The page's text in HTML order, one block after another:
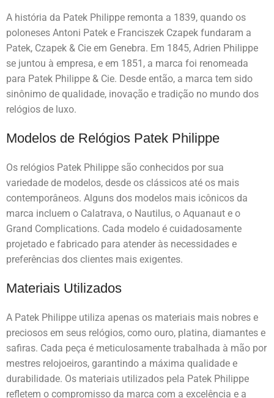
A história da Patek Philippe remonta a 1839, quando os
poloneses Antoni Patek e Franciszek Czapek fundaram a
Patek, Czapek & Cie em Genebra. Em 1845, Adrien Philippe
se juntou à empresa, e em 1851, a marca foi renomeada
para Patek Philippe & Cie. Desde então, a marca tem sido
sinônimo de qualidade, inovação e tradição no mundo dos
relógios de luxo.
Modelos de Relógios Patek Philippe
Os relógios Patek Philippe são conhecidos por sua
variedade de modelos, desde os clássicos até os mais
contemporâneos. Alguns dos modelos mais icônicos da
marca incluem o Calatrava, o Nautilus, o Aquanaut e o
Grand Complications. Cada modelo é cuidadosamente
projetado e fabricado para atender às necessidades e
preferências dos clientes mais exigentes.
Materiais Utilizados
A Patek Philippe utiliza apenas os materiais mais nobres e
preciosos em seus relógios, como ouro, platina, diamantes e
safiras. Cada peça é meticulosamente trabalhada à mão por
mestres relojoeiros, garantindo a máxima qualidade e
durabilidade. Os materiais utilizados pela Patek Philippe
refletem o compromisso da marca com a excelência e a